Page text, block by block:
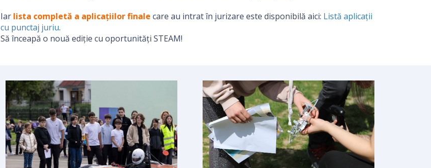
Iar lista completă a aplicațiilor finale care au intrat în jurizare este disponibilă aici: Listă aplicații
cu punctaj juriu.
Să înceapă o nouă ediție cu oportunități STEAM!